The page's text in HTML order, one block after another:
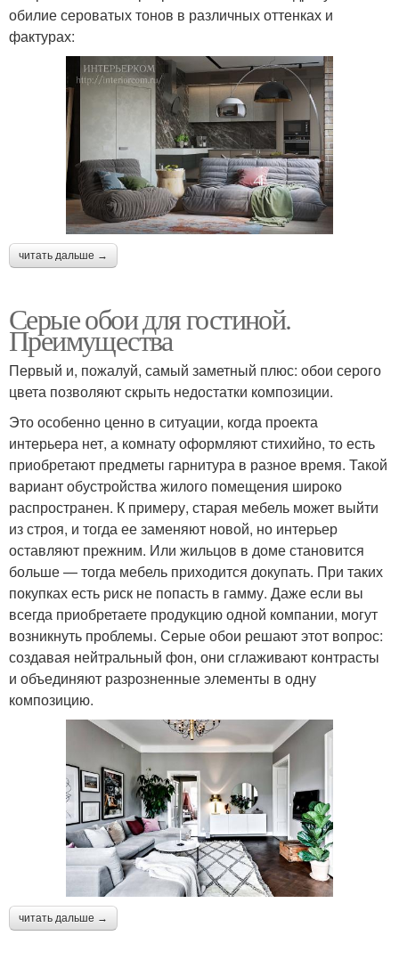
обилие сероватых тонов в различных оттенках и
фактурах:
читать дальше →
Серые обои для гостиной.
Преимущества
Первый и, пожалуй, самый заметный плюс: обои серого
цвета позволяют скрыть недостатки композиции.
Это особенно ценно в ситуации, когда проекта
интерьера нет, а комнату оформляют стихийно, то есть
приобретают предметы гарнитура в разное время. Такой
вариант обустройства жилого помещения широко
распространен. К примеру, старая мебель может выйти
из строя, и тогда ее заменяют новой, но интерьер
оставляют прежним. Или жильцов в доме становится
больше — тогда мебель приходится докупать. При таких
покупках есть риск не попасть в гамму. Даже если вы
всегда приобретаете продукцию одной компании, могут
возникнуть проблемы. Серые обои решают этот вопрос:
создавая нейтральный фон, они сглаживают контрасты
и объединяют разрозненные элементы в одну
композицию.
читать дальше →